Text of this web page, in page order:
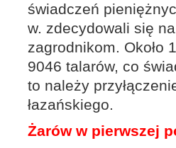
świadczeń
w. zdecydowali się
zagrodnikom. Około
9046 talarów, co
to należy
łazańskiego.
Żarów w pierwszej